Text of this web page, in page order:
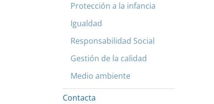
Protección a la infancia
Igualdad
Responsabilidad Social
Gestión de la calidad
Medio ambiente
Contacta